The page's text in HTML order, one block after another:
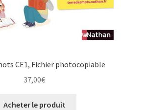
CE1, Fichier photocopiable
37,00€
Acheter le produit